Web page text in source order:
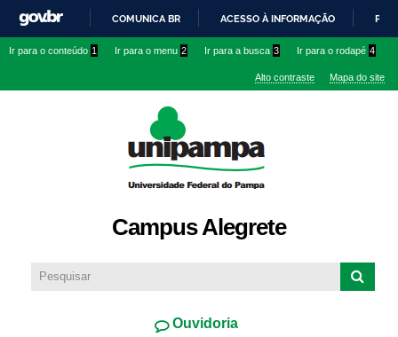
conteúdo
IR
O
COMUNICA BR ACESSO À INFORMAÇÃO
Ir para o conteúdo 1 Ir para o menu 2 Ir para a busca 3 Ir para o rodapé 4
Alto contraste Mapa do site
Campus Alegrete
Ouvidoria